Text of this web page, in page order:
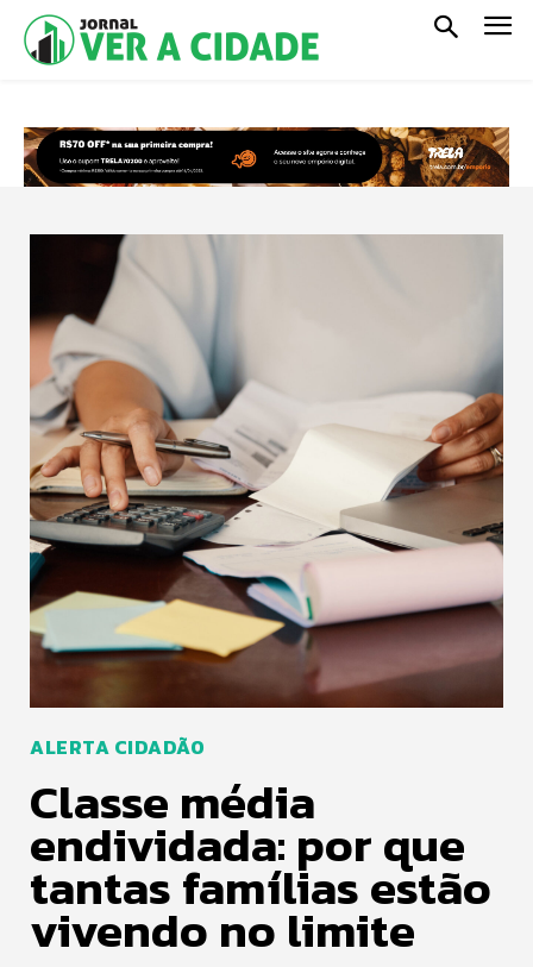
ALERTA CIDADÃO
Classe média
endividada: por que
tantas famílias estão
vivendo no limite